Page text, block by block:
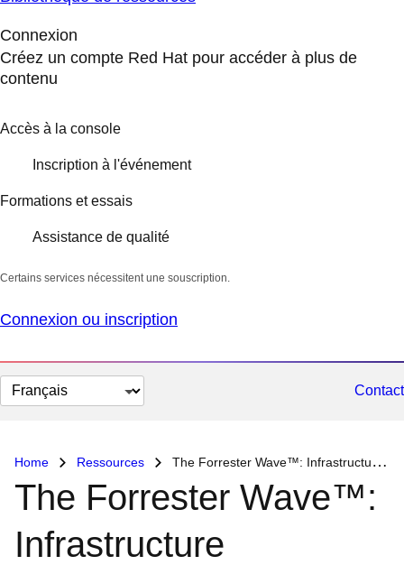
Connexion
Créez un compte Red Hat pour accéder à plus de
contenu
Accès à la console
Inscription à l'événement
Formations et essais
Assistance de qualité
Certains services nécessitent une souscription.
Connexion ou inscription
Changer
la
Contact
Home Ressources The Forrester Wave™: Infrastructure Automation Platforms, Q4 2024
The Forrester Wave™:
Infrastructure